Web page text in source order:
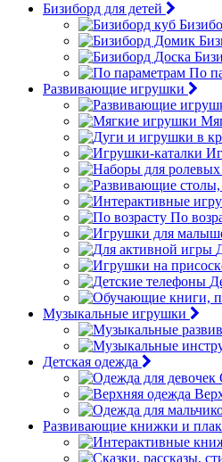
Бизиборд для детей
По
Развивающие игрушки
По
Музыкальные игрушки
Детская одежда
Развивающие книжки и